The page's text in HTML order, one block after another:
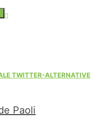
TWITTER-ALTERNATIVE
Paoli